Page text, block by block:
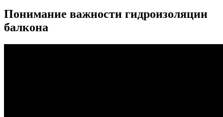
Понимание важности гидроизоляции
балкона